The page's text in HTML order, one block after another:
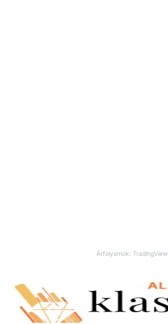
Árfolyamok: TradingView